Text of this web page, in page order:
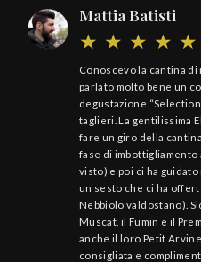
Mattia Batisti
Conoscevo la cantina di
parlato molto bene un
degustazione
taglieri. La gentilissima
fare un giro della
fase di imbottigliamento
visto) e poi ci ha
un sesto che ci ha
Nebbiolo valdostano).
Muscat, il Fumin e il
anche il loro Petit
consigliata e